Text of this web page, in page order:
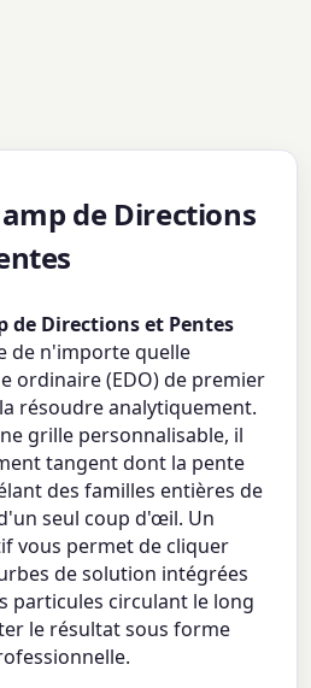
de Directions
de Directions et Pentes
de n'importe quelle
ordinaire (EDO) de premier
résoudre analytiquement.
grille personnalisable, il
tangent dont la pente
des familles entières de
seul coup d'œil. Un
vous permet de cliquer
de solution intégrées
particules circulant le long
le résultat sous forme